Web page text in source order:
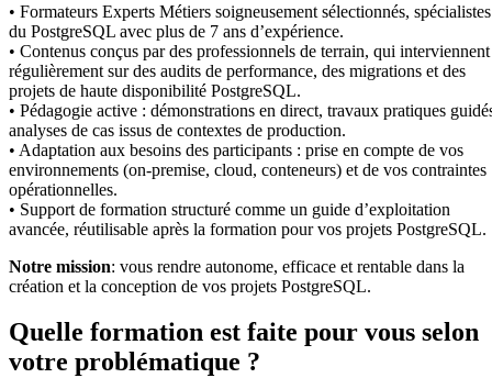
• Formateurs Experts Métiers soigneusement sélectionnés, spécialistes
du PostgreSQL avec plus de 7 ans d’expérience.
• Contenus conçus par des professionnels de terrain, qui interviennent
régulièrement sur des audits de performance, des migrations et des
projets de haute disponibilité PostgreSQL.
• Pédagogie active : démonstrations en direct, travaux pratiques
analyses de cas issus de contextes de production.
• Adaptation aux besoins des participants : prise en compte de vos
environnements (on-premise, cloud, conteneurs) et de vos contraintes
opérationnelles.
• Support de formation structuré comme un guide d’exploitation
avancée, réutilisable après la formation pour vos projets PostgreSQL.
Notre mission: vous rendre autonome, efficace et rentable dans la
création et la conception de vos projets PostgreSQL.
Quelle formation est faite pour vous selon
votre problématique ?